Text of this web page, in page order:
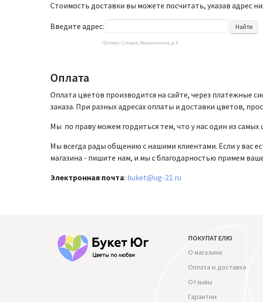
Стоимость доставки вы можете посчитать, указав адрес
Введите адрес:
Пример: Самара, Авиационная, д. 8
Оплата
Оплата цветов производится на сайте, через платежные
заказа. При разных адресах оплаты и доставки цветов,
Мы по праву можем гордиться тем, что у нас один из
Мы всегда рады общению с нашими клиентами. Если у вас
магазина - пишите нам, и мы с благодарностью примем
Электронная почта: buket@ug-21.ru
ПОКУПАТЕЛЮ
О магазине
Оплата и доставка
Отзывы
Гарантии